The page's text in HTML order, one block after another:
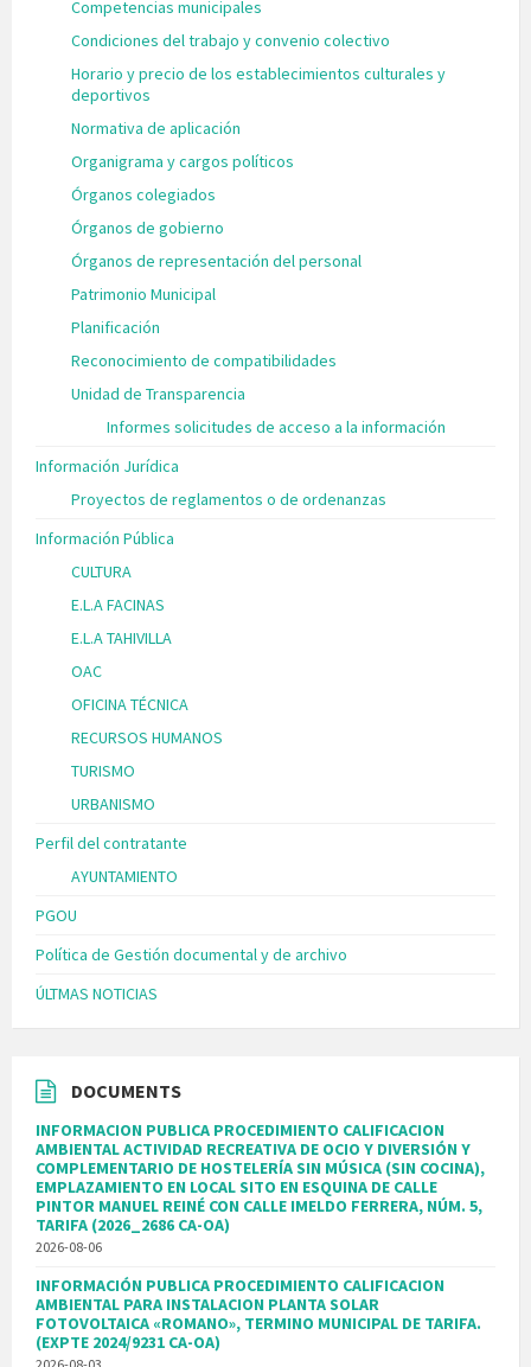
Competencias municipales
Condiciones del trabajo y convenio colectivo
Horario y precio de los establecimientos culturales y
deportivos
Normativa de aplicación
Organigrama y cargos políticos
Órganos colegiados
Órganos de gobierno
Órganos de representación del personal
Patrimonio Municipal
Planificación
Reconocimiento de compatibilidades
Unidad de Transparencia
Informes solicitudes de acceso a la información
Información Jurídica
Proyectos de reglamentos o de ordenanzas
Información Pública
CULTURA
E.L.A FACINAS
E.L.A TAHIVILLA
OAC
OFICINA TÉCNICA
RECURSOS HUMANOS
TURISMO
URBANISMO
Perfil del contratante
AYUNTAMIENTO
PGOU
Política de Gestión documental y de archivo
ÚLTMAS NOTICIAS
DOCUMENTS
INFORMACION PUBLICA PROCEDIMIENTO CALIFICACION
AMBIENTAL ACTIVIDAD RECREATIVA DE OCIO Y DIVERSIÓN Y
COMPLEMENTARIO DE HOSTELERÍA SIN MÚSICA (SIN COCINA),
EMPLAZAMIENTO EN LOCAL SITO EN ESQUINA DE CALLE
PINTOR MANUEL REINÉ CON CALLE IMELDO FERRERA, NÚM. 5,
TARIFA (2026_2686 CA-OA)
2026-08-06
INFORMACIÓN PUBLICA PROCEDIMIENTO CALIFICACION
AMBIENTAL PARA INSTALACION PLANTA SOLAR
FOTOVOLTAICA «ROMANO», TERMINO MUNICIPAL DE TARIFA.
(EXPTE 2024/9231 CA-OA)